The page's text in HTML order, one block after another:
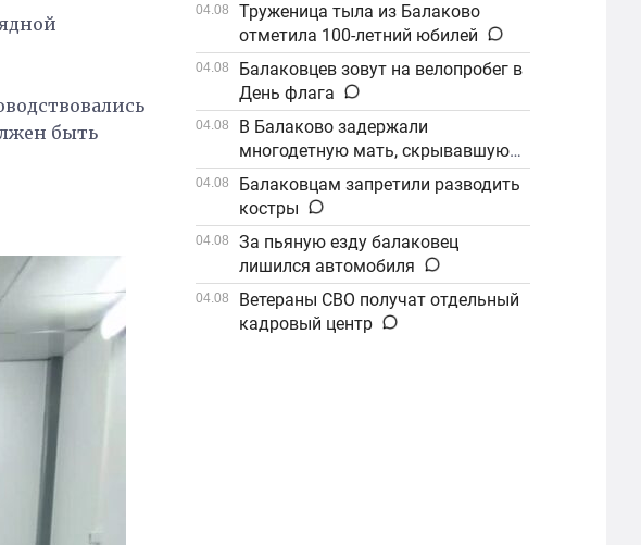
быть
04.08
Труженица тыла из Балаково
отметила 100-летний юбилей
04.08
Балаковцев зовут на велопробег в
День флага
04.08
В Балаково задержали
многодетную мать, скрывавшуюся
от алиментов
04.08
Балаковцам запретили разводить
костры
04.08
За пьяную езду балаковец
лишился автомобиля
04.08
Ветераны СВО получат отдельный
кадровый центр